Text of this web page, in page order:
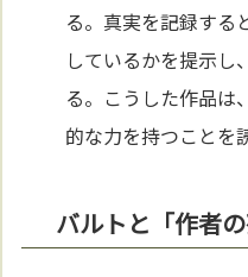
る。真実を記録する
しているかを提示し
る。こうした作品は
的な力を持つことを
バルトと「作者の